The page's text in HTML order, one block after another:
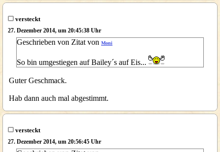
versteckt
27. Dezember 2014, um 20:45:38 Uhr
Geschrieben von Zitat von Moni
So bin umgestiegen auf Bailey´s auf Eis...
Guter Geschmack.
Hab dann auch mal abgestimmt.
versteckt
27. Dezember 2014, um 20:56:45 Uhr